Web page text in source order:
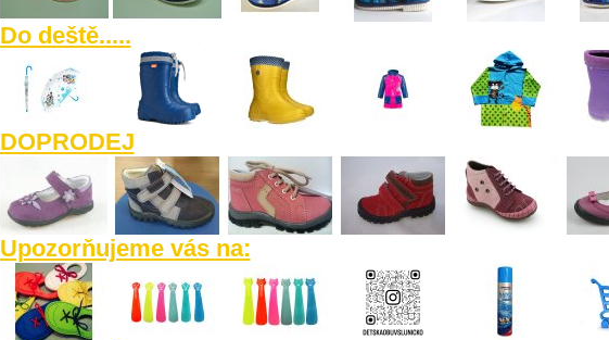
Do deště.....
DOPRODEJ
Upozorňujeme vás na: